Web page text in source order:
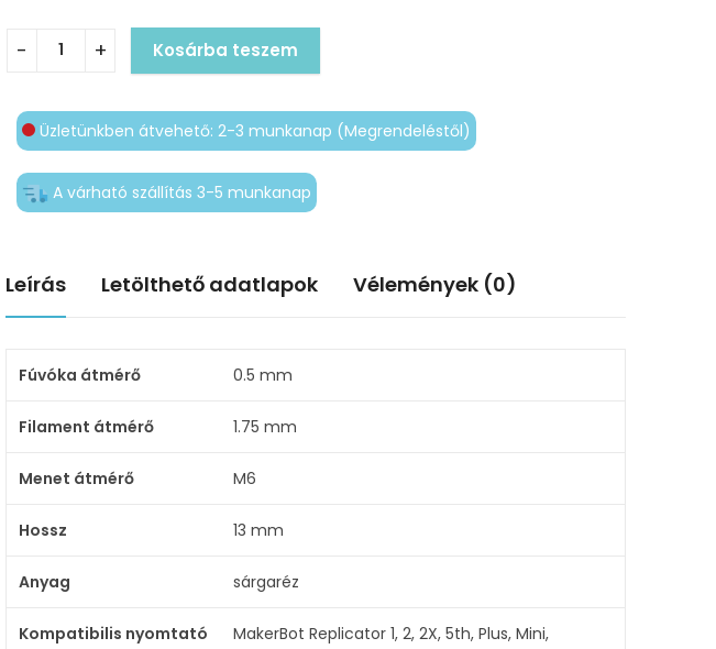
Kosárba teszem
Üzletünkben átvehető: 2-3 munkanap (Megrendeléstől)
A várható szállítás 3-5 munkanap
Leírás Letölthető adatlapok Vélemények (0)
Fúvóka átmérő 0.5 mm
Filament átmérő 1.75 mm
Menet átmérő M6
Hossz 13 mm
Anyag sárgaréz
Kompatibilis nyomtató
MakerBot Replicator 1, 2, 2X, 5th, Plus, Mini,